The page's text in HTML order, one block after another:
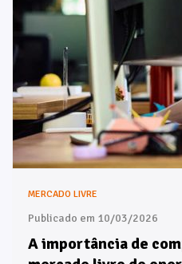
MERCADO LIVRE
Publicado em 10/03/2026
A importância de